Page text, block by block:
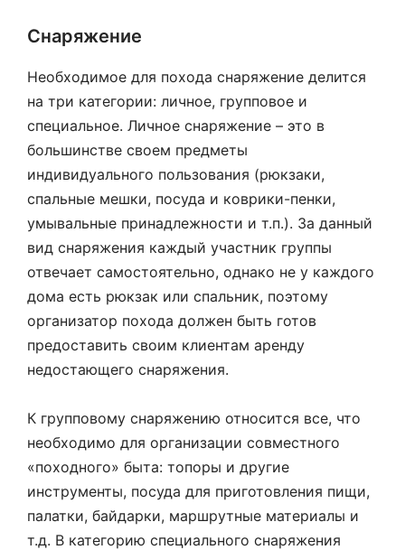
Снаряжение
Необходимое для похода снаряжение делится
на три категории: личное, групповое и
специальное. Личное снаряжение – это в
большинстве своем предметы
индивидуального пользования (рюкзаки,
спальные мешки, посуда и коврики-пенки,
умывальные принадлежности и т.п.). За данный
вид снаряжения каждый участник группы
отвечает самостоятельно, однако не у каждого
дома есть рюкзак или спальник, поэтому
организатор похода должен быть готов
предоставить своим клиентам аренду
недостающего снаряжения.
К групповому снаряжению относится все, что
необходимо для организации совместного
«походного» быта: топоры и другие
инструменты, посуда для приготовления пищи,
палатки, байдарки, маршрутные материалы и
т.д. В категорию специального снаряжения